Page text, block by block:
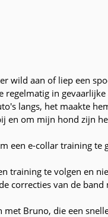
wild aan of liep een
regelmatig in gevaarlijke
langs, het maakte
en om mijn hond zijn
een e-collar training te
training te volgen en
correcties van de
met Bruno, die een